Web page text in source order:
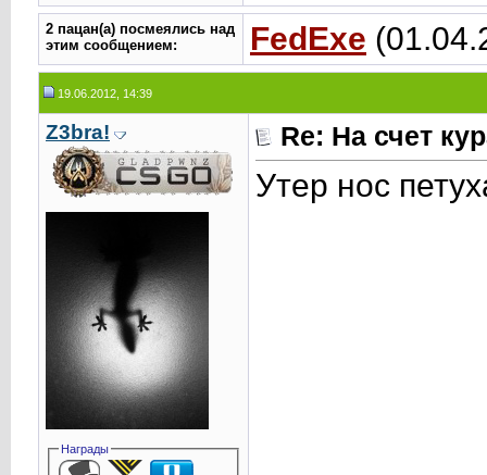
2 пацан(а) посмеялись над
этим сообщением:
FedExe
19.06.2012, 14:39
Z3bra!
Награды
Re: На счет
Утер нос